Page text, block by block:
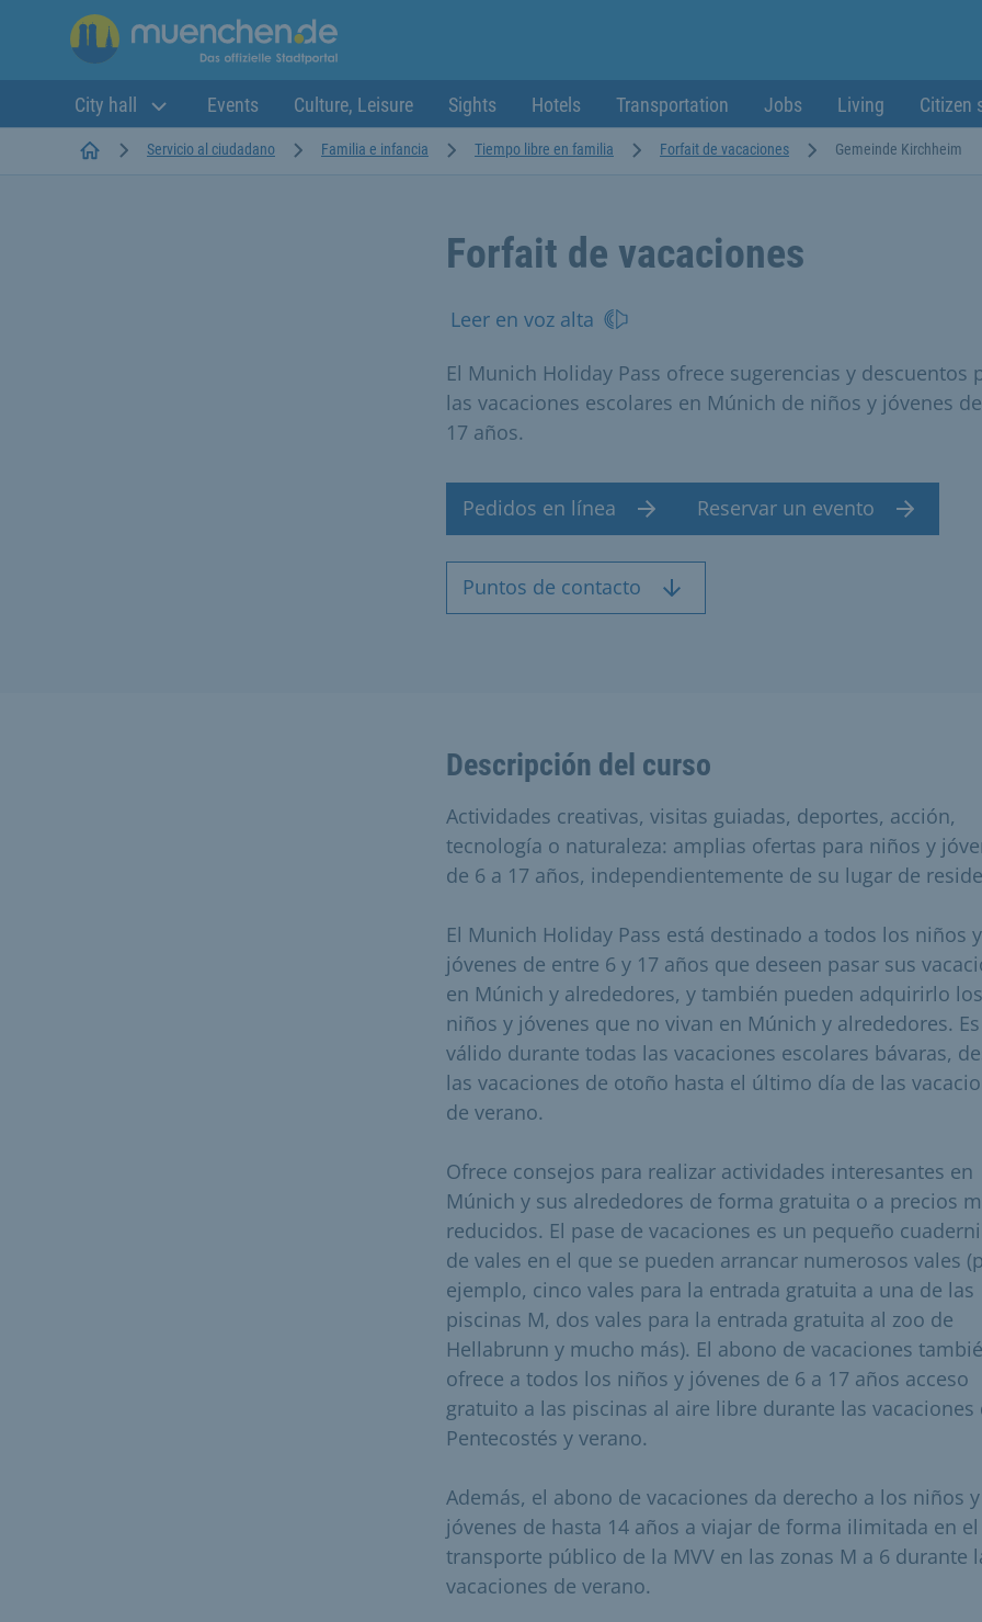
City hall Events Culture, Leisure Sights Hotels Transportation Jobs Living Citizen
StartseiteServicio al ciudadano Familia e infancia Tiempo libre en familia Forfait de vacaciones Gemeinde Kirchheim
Forfait de vacaciones
Leer en voz alta
El Munich Holiday Pass ofrece sugerencias y descuentos
las vacaciones escolares en Múnich de niños y jóvenes
17 años.
Pedidos en línea Reservar un evento
Puntos de contacto
Descripción del curso
Actividades creativas, visitas guiadas, deportes, acción,
tecnología o naturaleza: amplias ofertas para niños y
de 6 a 17 años, independientemente de su lugar de
El Munich Holiday Pass está destinado a todos los niños y
jóvenes de entre 6 y 17 años que deseen pasar sus
en Múnich y alrededores, y también pueden adquirirlo los
niños y jóvenes que no vivan en Múnich y alrededores. Es
válido durante todas las vacaciones escolares bávaras,
las vacaciones de otoño hasta el último día de las
de verano.
Ofrece consejos para realizar actividades interesantes en
Múnich y sus alrededores de forma gratuita o a precios
reducidos. El pase de vacaciones es un pequeño
de vales en el que se pueden arrancar numerosos vales
ejemplo, cinco vales para la entrada gratuita a una de las
piscinas M, dos vales para la entrada gratuita al zoo de
Hellabrunn y mucho más). El abono de vacaciones
ofrece a todos los niños y jóvenes de 6 a 17 años acceso
gratuito a las piscinas al aire libre durante las vacaciones
Pentecostés y verano.
Además, el abono de vacaciones da derecho a los niños y
jóvenes de hasta 14 años a viajar de forma ilimitada en el
transporte público de la MVV en las zonas M a 6 durante
vacaciones de verano.